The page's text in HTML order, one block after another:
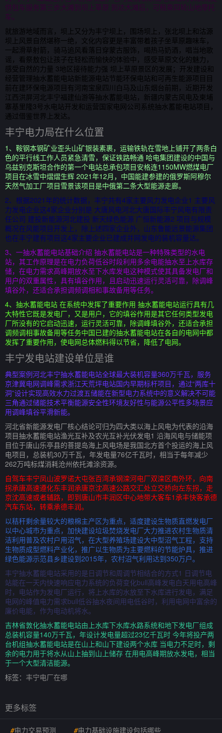
供包车服务第三步大滩到坝上草原 到达大滩后，可租乘四轮山地摩托
车。
就旅游地域而言，坝上又分为丰宁坝上，围场坝上，张北坝上和沽源
坝上风景自然堪称一绝，文化内容更是丰富带着孩子坐草原趣味车，
一起滑草射箭，骑马追风看落日穿蒙古服饰，喝热马奶酒，唱当地歌
谣，看祭敖包让孩子在轻松而愉快的体验中，感受草原文化的魅力，
感受自然的力量 3地区接待能力强 坝上草原景区的发展；开发建设和
经营管理抽水蓄能电站新能源电站节能环保电站和可再生能源项目目
前在建环保电源项目有河南宝泉四川白马及山东烟台前期，近期开发
江西洪屏河北丰宁福建仙游等抽水蓄能电站，新疆内蒙古风电及柬埔
寨基里隆3号水电站开发和运营国家电网公司系统抽水蓄能电站项目，
通过借鉴世界上发达。
丰宁电力局在什么位置
1、鞍钢本钢矿业歪头山矿银装素裹，运输铁轨在雪地上铺开了两条白
色的平行线工作人员紧急清雪，保证铁路畅通 哈电集团建设的中国与
乌兹别克斯坦合作的第一个电站总承包项目安格连1150MW燃煤电厂
项目在冰雪中熠熠生辉 2021年12月，中国能建参建的俄罗斯阿穆尔
天然气加工厂项目雪景该项目是中俄第二条大型能源走廊。
2、根据2021年的统计数据，丰宁共有4家主要风力发电企业1 主要风
力发电企业这4家企业分别是 大唐风电河北大唐国际丰宁风电有限责
任公司 建投新能源河北建投 新天绿色能源 广恒新能源2 项目与规模
概况在风能项目开发上，除上述四家企业外，山东鲁能远景能源集团
也在丰宁建有项目这4家主要企业已建成并网发电的装机容量达。
3、一抽水蓄能电站基础介绍 抽水蓄能电站是一种特殊类型的水电
站，其工作原理是在电力负荷低谷时段利用多余电能抽水至上水库存
储，在电力需求高峰期放水至下水库发电这种模式使其具备发电厂和
用户的双重属性，具有填谷作用，且启动迅速运行灵活可靠，除调峰
填谷外，还适合承担调频调相和事故备用等任务。
4、抽水蓄能电站 在系统中发挥了重要作用 抽水蓄能电站运行具有几
大特性它既是发电厂，又是用户，它的填谷作用是其它任何类型发电
厂所没有的它启动迅速，运行灵活可靠，除调峰填谷外，还适合承担
调频调相事故备用等任务中国已建的抽水蓄能电站在各自的电网中都
发挥了重要作用，使电网总体燃料得以节省，降低了电网。
丰宁发电站建设单位是谁
典型案例河北丰宁抽水蓄能电站全球最大装机容量360万千瓦，服务
京津冀电网调峰需求浙江天荒坪电站国内早期标杆项目，通过“两库十
洞”设计实现高效水力过渡五储能在新型电力系统中的意义解决不可能
三角通过储能技术平衡能源安全性环境友好性与能源公平性多场景应
用调峰填谷平滑新能。
河北省新能源发电厂核心结论可归为四大类以海上风电为代表的沿海
项目抽水蓄能电站渔光互补及农光互补光伏发电1 沿海风电与储能项
目位于唐山乐亭县的菩提岛海上风电场是我国北方首个投运的海上风
电项目，总装机30万千瓦，年发电量76亿千瓦时，相当于每年减少
262万吨标煤消耗沧州依托滩涂资源。
自驾车丰宁凤山波罗诺大屯张百湾承钢滦河电厂双滦区南外环，向南
拐承唐高速遵化东丰润承唐京沈高速公路交汇处立交桥向左东拐，走
京沈高速或者辅路，即到唐山市丰润区中心地带大客车1承丰快客承德
汽车东站，转乘承德丰润。
以秸秆剩余量较大的粮棉主产区为重点，适度建设生物质直燃发电厂
以中心城市为重点，加快建设垃圾焚烧发电厂大力推进农村生物质清
洁利用普及农村户用沼气，在大型养殖场建设大中型沼气工程，支持
生物质成型燃料产业化，推广以生物质为主要燃料的节能炉具，推进
绿色能源示范县乡建设到2015年，农村沼气利用达到350万户。
丰宁抽水蓄能电站采用的是日调节和周调节相结合的方式1 日调节电
站能在一天内快速响应电力系统的负荷变化bull高峰发电白天用电高峰
时，电站作为发电厂运行，将上水库的水放至下水库进行发电，满足
电网的峰值电力需求bull低谷抽水夜间用电低谷时，利用电网中富余的
廉价电能，作为电动机将水。
吉林省敦化抽水蓄能电站由上水库下水库水路系统和地下发电厂组成
总装机容量140万千瓦，年设计发电量超过23亿千瓦时 今年将投产两
台机组抽水蓄能电站是在山上和山下建设两个水库 当电力不足时，剩
余的电力用于将水从山上抽到山上储存 在用电高峰期放水发电，相当
于一个大型清洁能源。
标签： 丰宁电厂在哪
更多标签
#电力交易预测 #电力基础设施建设包括哪些